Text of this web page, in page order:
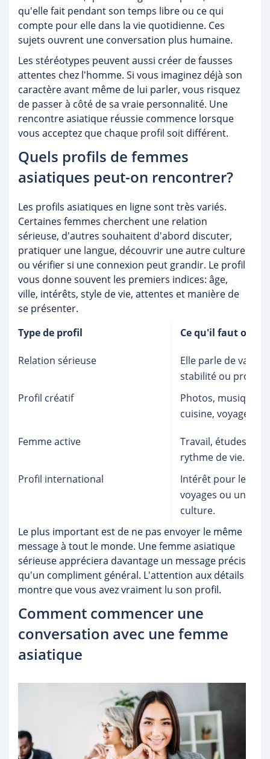
qu'elle fait pendant son temps libre ou ce qui
compte pour elle dans la vie quotidienne. Ces
sujets ouvrent une conversation plus humaine.
Les stéréotypes peuvent aussi créer de fausses
attentes chez l'homme. Si vous imaginez déjà son
caractère avant même de lui parler, vous risquez
de passer à côté de sa vraie personnalité. Une
rencontre asiatique réussie commence lorsque
vous acceptez que chaque profil soit différent.
Quels profils de femmes
asiatiques peut-on rencontrer?
Les profils asiatiques en ligne sont très variés.
Certaines femmes cherchent une relation
sérieuse, d'autres souhaitent d'abord discuter,
pratiquer une langue, découvrir une autre culture
ou vérifier si une connexion peut grandir. Le profil
vous donne souvent les premiers indices: âge,
ville, intérêts, style de vie, attentes et manière de
se présenter.
Type de profil
Ce qu'il faut
Relation sérieuse
Elle parle de
stabilité ou projets.
Profil créatif
Photos, musique,
cuisine, voyages
Femme active
Travail, études,
rythme de vie.
Profil international
Intérêt pour les
voyages ou une
culture.
Le plus important est de ne pas envoyer le même
message à tout le monde. Une femme asiatique
sérieuse appréciera davantage un message précis
qu'un compliment général. L'attention aux détails
montre que vous avez vraiment lu son profil.
Comment commencer une
conversation avec une femme
asiatique